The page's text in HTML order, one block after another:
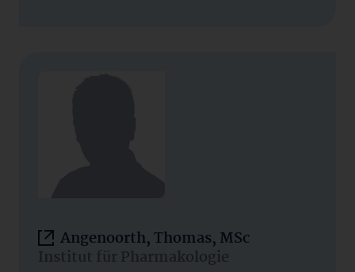
Angenoorth, Thomas, MSc
Institut für Pharmakologie